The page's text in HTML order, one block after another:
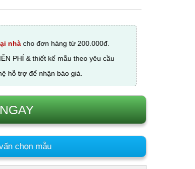
nhà cho đơn hàng từ 200.000đ.
PHÍ & thiết kế mẫu theo yêu cầu
hỗ trợ để nhận báo giá.
chọn mẫu